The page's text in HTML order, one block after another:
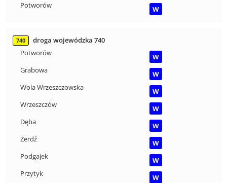
Potworów
W
740
droga wojewódzka 740
Potworów
W
Grabowa
W
Wola Wrzeszczowska
W
Wrzeszczów
W
Dęba
W
Żerdź
W
Podgajek
W
Przytyk
W